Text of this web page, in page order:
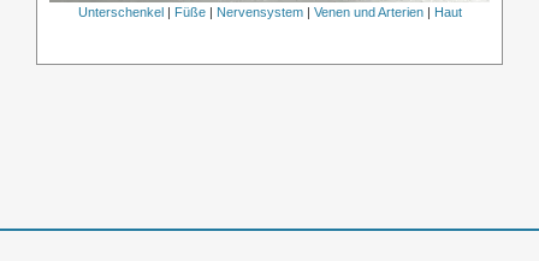
Unterschenkel Füße| Nervensystem| Venen und Arterien| Haut